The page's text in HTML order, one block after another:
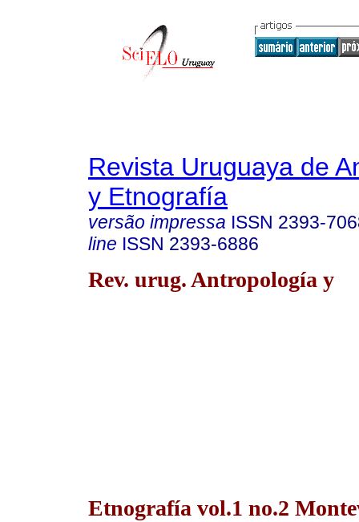
Revista Uruguaya de
y Etnografía
versão impressa ISSN 2393-
line ISSN 2393-6886
Rev. urug. Antropología y
Etnografía vol.1 no.2